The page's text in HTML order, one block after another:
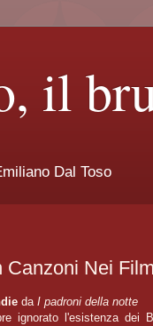
il
Dal Toso
Canzoni Nei Film
da I padroni della notte
ignorato l'esistenza